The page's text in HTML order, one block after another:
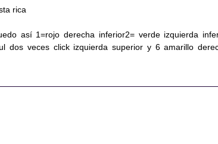
rica
así 1=rojo derecha inferior2= verde izquierda
dos veces click izquierda superior y 6 amarillo